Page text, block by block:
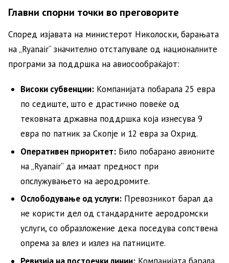
Главни спорни точки во преговорите
Според изјавата на министерот Николоски, барањата
на „Ryanair“ значително отстапувале од националните
програми за поддршка на авиосообраќајот:
Високи субвенции: Компанијата побарала 25 евра
по седиште, што е драстично повеќе од
тековната државна поддршка која изнесува 9
евра по патник за Скопје и 12 евра за Охрид.
Оперативен приоритет: Било побарано авионите
на „Ryanair“ да имаат предност при
опслужувањето на аеродромите.
Ослободување од услуги: Превозникот барал да
не користи дел од стандардните аеродромски
услуги, со образложение дека поседува сопствена
опрема за влез и излез на патниците.